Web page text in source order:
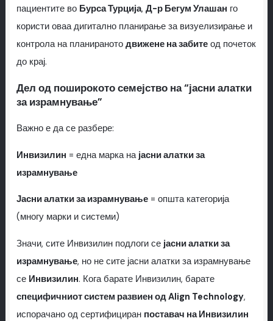
пациентите во Бурса Турција, Д-р Бегум Улашан го
користи оваа дигитално планирање за визуелизирање и
контрола на планираното движене на забитеод почеток
до крај.
Дел од поширокото семејство на “јасни алатки
за израмнување”
Важно е да се разбере:
Инвизилин = една марка на јасни алатки за
израмнување
Јасни алатки за израмнување= општа категорија
(многу марки и системи)
Значи, сите Инвизилин подлоги се јасни алатки за
израмнување, но не сите јасни алатки за израмнување
се Инвизилин. Кога барате Инвизилин, барате
специфичниот систем развиен од Align Technology,
испорачано од сертифициран поставач на Инвизилин